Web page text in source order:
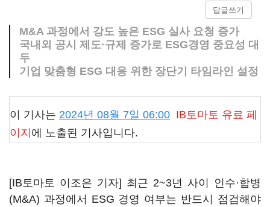
답글쓰기
M&A 과정에서 강도 높은 ESG 실사 요청 증가
국내외 공시 제도·규제 증가로 ESG경영 중요성 대
두
기업 맞춤형 ESG 대응 위한 장단기 타임라인 설정
이 기사는 2024년 08월 7일 06:00 IB토마토 유료 페
이지 에 노출된 기사입니다.
[IB토마토 이조은 기자] 최근 2~3년 사이 인수·합병
(M&A) 과정에서 ESG 경영 여부는 반드시 점검해야